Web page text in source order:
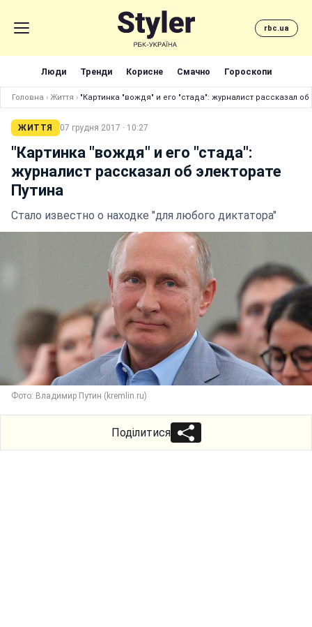
rbc.ua
Люди Тренди Корисне Смачно Гороскопи
Головна › Життя › "Картинка "вождя" и его "стада": журналист рассказал об
ЖИТТЯ 07 грудня 2017 · 10:27
"Картинка "вождя" и его "стада":
журналист рассказал об электорате
Путина
Стало известно о находке "для любого диктатора"
Фото: Владимир Путин (kremlin.ru)
Поділитися